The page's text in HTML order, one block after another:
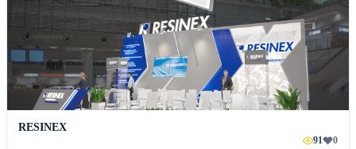
RESINEX
91 0